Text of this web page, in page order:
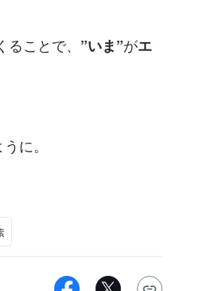
ことで、 ”いま”がエ
に。